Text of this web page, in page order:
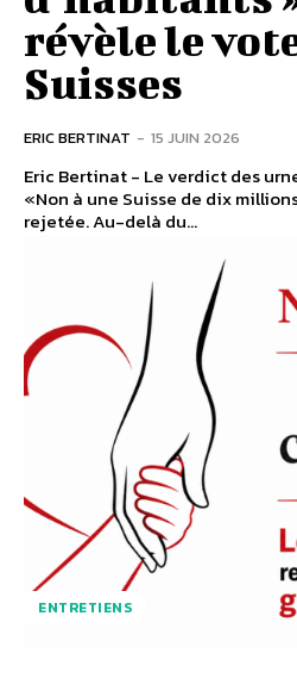
révèle le
Suisses
ERIC BERTINAT - 15 JUIN 2026
Eric Bertinat - Le verdict des
«Non à une Suisse de dix
rejetée. Au-delà du...
ENTRETIENS